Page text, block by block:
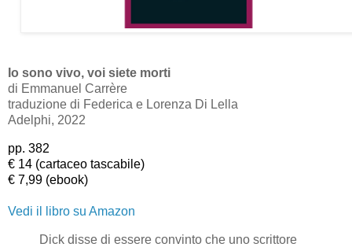
Io sono vivo, voi siete morti
di Emmanuel Carrère
traduzione di Federica e Lorenza Di Lella
Adelphi, 2022
pp. 382
€ 14 (cartaceo tascabile)
€ 7,99 (ebook)
Vedi il libro su Amazon
Dick disse di essere convinto che uno scrittore